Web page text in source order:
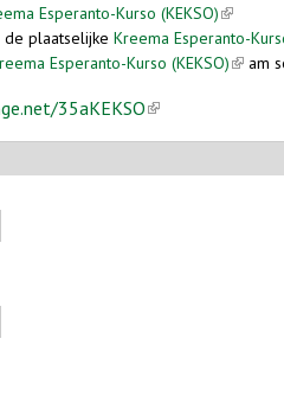
Esperanto-Kurso (KEKSO)(link is
plaatselijke Kreema Esperanto-
Esperanto-Kurso (KEKSO)(link is
am
35aKEKSO(link is external)